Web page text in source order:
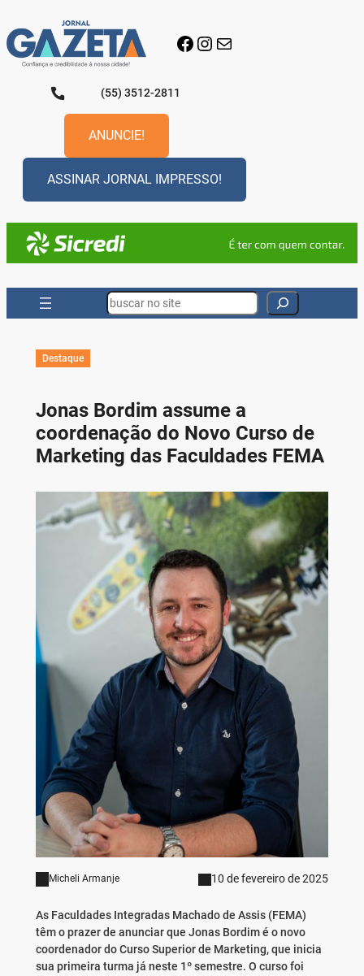
para
o
conteúdo
Facebook
Instagram
E-mail
(55) 3512-2811
ANUNCIE!
ASSINAR JORNAL IMPRESSO!
Search
Destaque
Jonas Bordim assume a
coordenação do Novo Curso de
Marketing das Faculdades FEMA
Micheli Armanje 10 de fevereiro de 2025
As Faculdades Integradas Machado de Assis (FEMA)
têm o prazer de anunciar que Jonas Bordim é o novo
coordenador do Curso Superior de Marketing, que inicia
sua primeira turma já neste 1º semestre. O curso foi